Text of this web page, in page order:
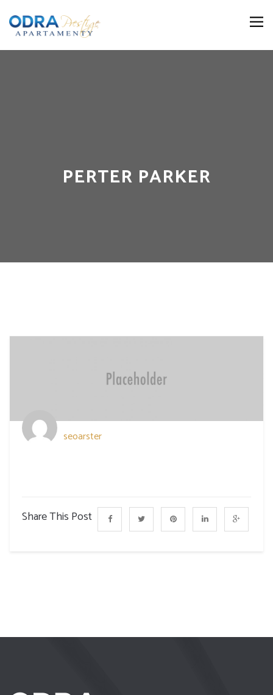
PERTER PARKER
seoarster
Share This Post